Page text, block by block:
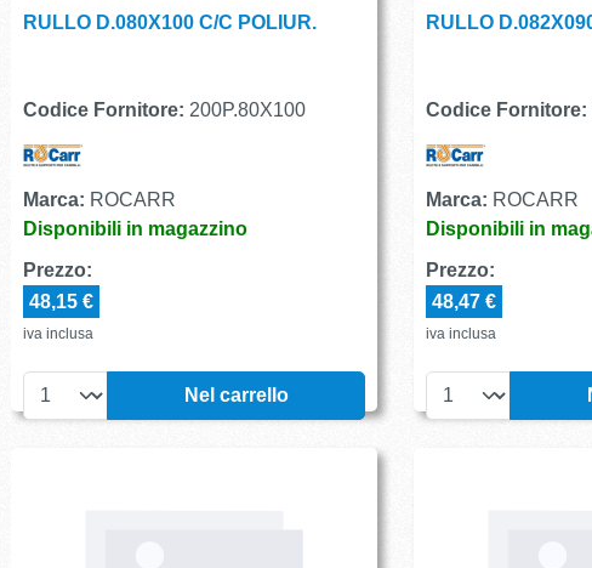
RULLO D.080X100 C/C POLIUR.
Codice Fornitore: 200P.80X100
Marca: ROCARR
Disponibili in magazzino
Prezzo:
48,15 €
iva inclusa
Nel carrello
RULLO
Codice Fornitore:
Marca: ROCARR
Disponibili in
Prezzo:
48,47 €
iva inclusa